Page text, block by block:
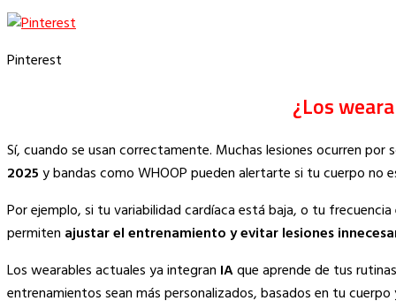
Pinterest
¿Los
Sí, cuando se usan correctamente. Muchas lesiones ocurren
2025y bandas como WHOOP pueden alertarte si tu cuerpo no
Por ejemplo, si tu variabilidad cardíaca está baja, o tu
permiten ajustar el entrenamiento y evitar lesiones
Los wearables actuales ya integran IAque aprende de tus
entrenamientos sean más personalizados, basados en tu